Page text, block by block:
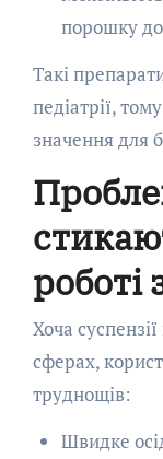
порошку
Такі
педіатрії,
значення для
роботі
Хоча
сферах,
труднощів:
Швидке